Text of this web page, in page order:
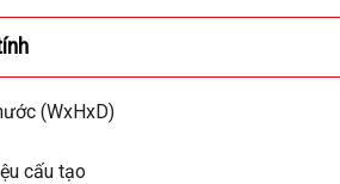
(WxHxD)
cấu tạo